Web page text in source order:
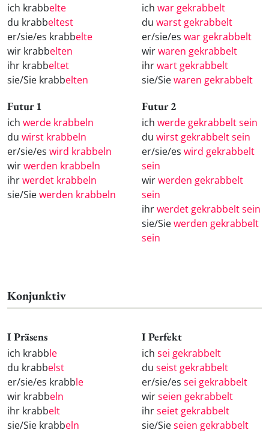
ich krabbelte
du krabbeltest
er/sie/es krabbelte
wir krabbelten
ihr krabbeltet
sie/Sie krabbelten
ich war gekrabbelt
du warst gekrabbelt
er/sie/es war gekrabbelt
wirwaren gekrabbelt
ihrwart gekrabbelt
sie/Siewaren gekrabbelt
Futur 1
ich werde krabbeln
du wirst krabbeln
er/sie/es wird krabbeln
wirwerden krabbeln
ihrwerdet krabbeln
sie/Siewerden krabbeln
Futur 2
ich werde gekrabbelt sein
du wirst gekrabbelt sein
er/sie/es wird gekrabbelt
sein
wirwerden gekrabbelt
sein
ihrwerdet gekrabbelt sein
sie/Siewerden gekrabbelt
sein
Konjunktiv
I Präsens
ich krabble
du krabbelst
er/sie/es krabble
wir krabbeln
ihr krabbelt
sie/Sie krabbeln
I Perfekt
ich sei gekrabbelt
du seist gekrabbelt
er/sie/es sei gekrabbelt
wirseien gekrabbelt
ihrseiet gekrabbelt
sie/Sieseien gekrabbelt